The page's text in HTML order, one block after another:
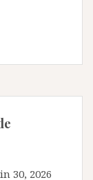
30, 2026